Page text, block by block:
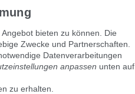
GmbH - 9.0.6
und betrieben in München
bieten zu können. Die
Zwecke und Partnerschaften.
Datenverarbeitungen
anpassen unten auf
zu erhalten.